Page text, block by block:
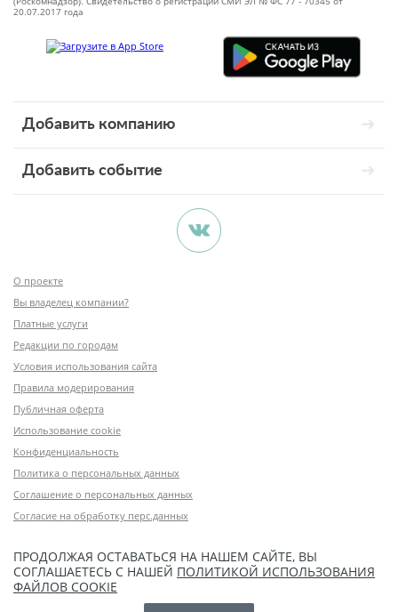
20.07.2017 года
Добавить компанию
Добавить событие
О проекте
Вы владелец компании?
Платные услуги
Редакции по городам
Условия использования сайта
Правила модерирования
Публичная оферта
Использование cookie
Конфиденциальность
Политика о персональных данных
Соглашение о персональных данных
Согласие на обработку перс.данных
ПРОДОЛЖАЯ ОСТАВАТЬСЯ НА НАШЕМ САЙТЕ, ВЫ
СОГЛАШАЕТЕСЬ С НАШЕЙ ПОЛИТИКОЙ ИСПОЛЬЗОВАНИЯ
ФАЙЛОВ COOKIE